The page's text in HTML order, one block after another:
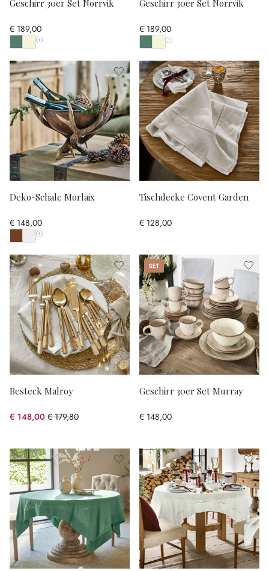
Geschirr 30er Set Norrvik
€ 189,00
Alle Farben anzeigen
Geschirr 30er Set Norrvik
€ 189,00
Alle Farben anzeigen
Deko-Schale Morlaix
€ 148,00
Alle Farben anzeigen
Tischdecke Covent Garden
€ 128,00
Besteck Malroy
€ 148,00 € 179,80
(17.69% gespart)
Set
Geschirr 30er Set Murray
€ 148,00